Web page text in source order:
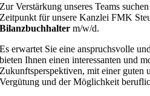
Zur Verstärkung unseres Teams
Zeitpunkt für unsere Kanzlei FMK
Bilanzbuchhalter m/w/d.
Es erwartet Sie eine anspruchsvolle
bieten Ihnen einen interessanten und
Zukunftsperspektiven, mit einer guten
Vergütung und der Möglichkeit